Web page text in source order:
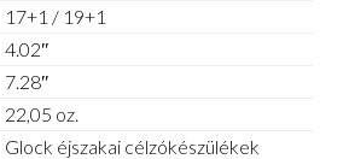
17+1 / 19+1
4.02″
7.28″
22,05 oz.
Glock éjszakai célzókészülékek